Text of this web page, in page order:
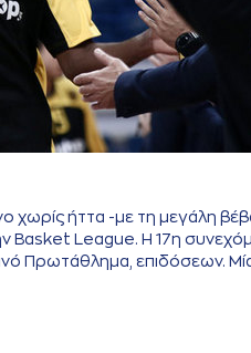
χωρίς ήττα -με τη μεγάλη
Basket League. Η 17η
Πρωτάθλημα, επιδόσεων.